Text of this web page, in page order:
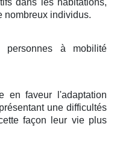
nombreux individus.
personnes à mobilité
en faveur l'adaptation
une difficultés
façon leur vie plus